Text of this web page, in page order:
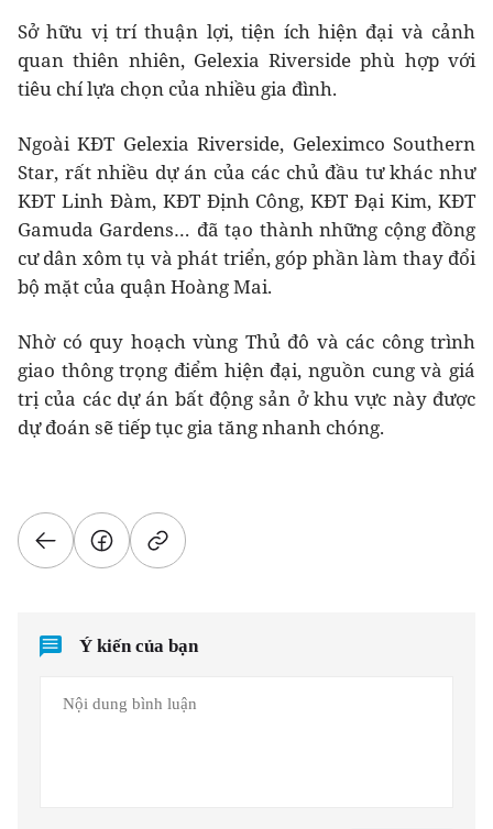
Sở hữu vị trí thuận lợi, tiện ích hiện đại và cảnh
quan thiên nhiên, Gelexia Riverside phù hợp với
tiêu chí lựa chọn của nhiều gia đình.
Ngoài KĐT Gelexia Riverside, Geleximco Southern
Star, rất nhiều dự án của các chủ đầu tư khác như
KĐT Linh Đàm, KĐT Định Công, KĐT Đại Kim, KĐT
Gamuda Gardens… đã tạo thành những cộng đồng
cư dân xôm tụ và phát triển, góp phần làm thay đổi
bộ mặt của quận Hoàng Mai.
Nhờ có quy hoạch vùng Thủ đô và các công trình
giao thông trọng điểm hiện đại, nguồn cung và giá
trị của các dự án bất động sản ở khu vực này được
dự đoán sẽ tiếp tục gia tăng nhanh chóng.
Ý kiến của bạn